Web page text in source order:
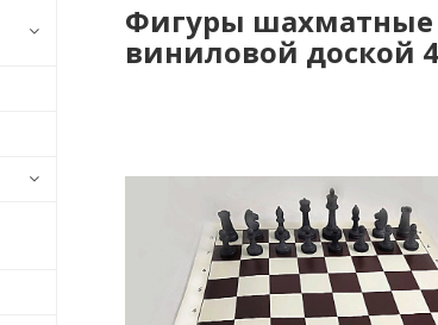
Фигуры шахматные
виниловой доской